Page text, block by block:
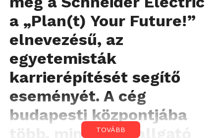
a „Plan(t) Your Future!”
elnevezésű, az
egyetemisták
karrierépítését segítő
eseményét. A cég
budapesti központjába
több, mint 100 hallgató
TOVÁBB